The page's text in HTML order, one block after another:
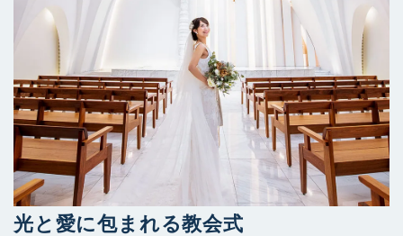
光と愛に包まれる教会式